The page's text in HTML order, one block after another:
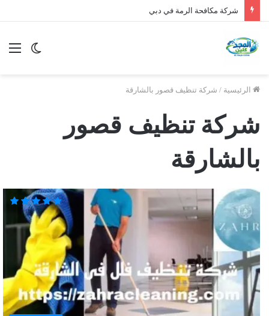
شركة مكافحة الرمة في دبي
الوضع
الرئيسية / شركة تنظيف قصور بالشارقة
شركة تنظيف قصور
بالشارقة